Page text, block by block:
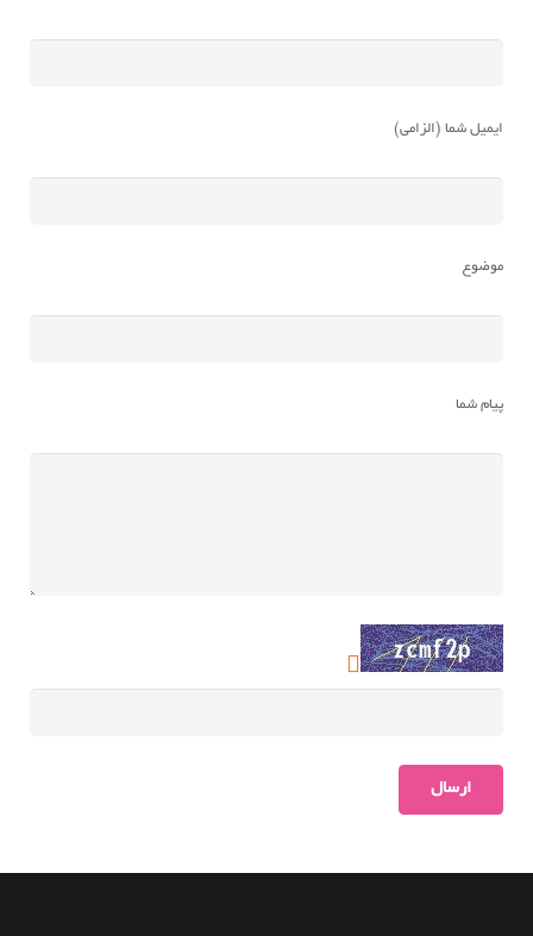
ایمیل شما (الزامی)
موضوع
پیام شما